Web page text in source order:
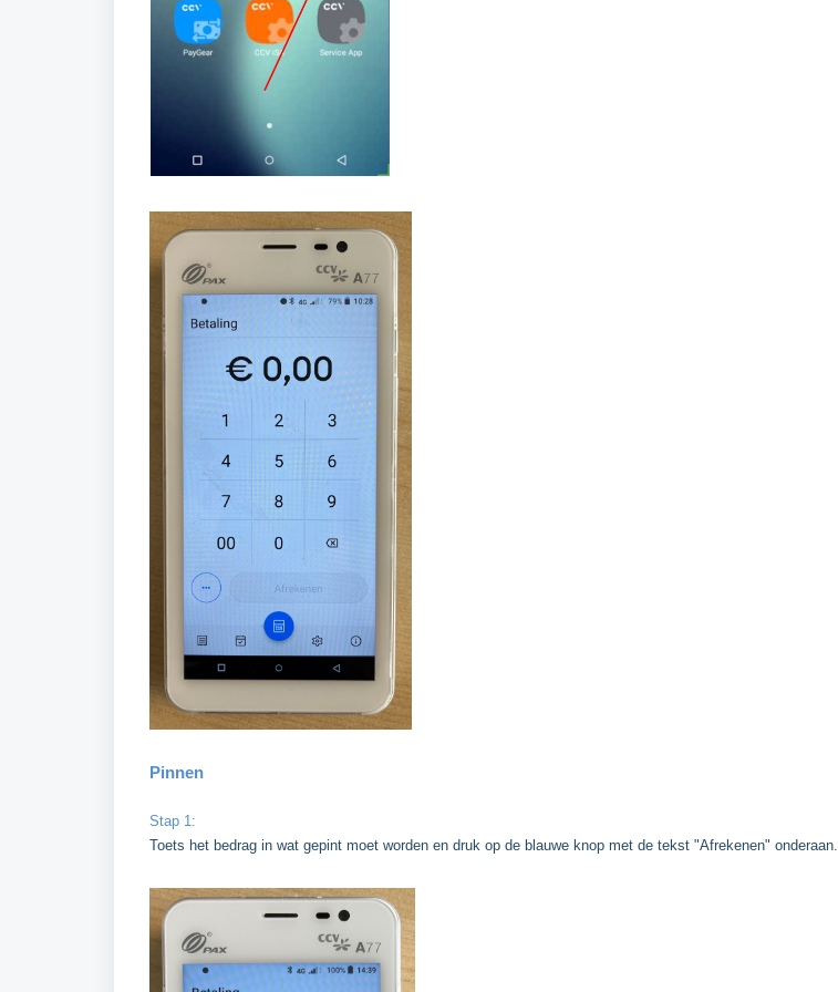
Pinnen
Stap 1:
Toets het bedrag in wat gepint moet worden en druk op de blauwe knop met de tekst "Afrekenen" onderaan.